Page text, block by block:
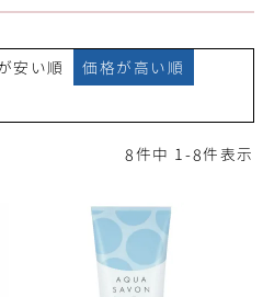
安い順 価格が高い順
8 件中 1 -8件表示